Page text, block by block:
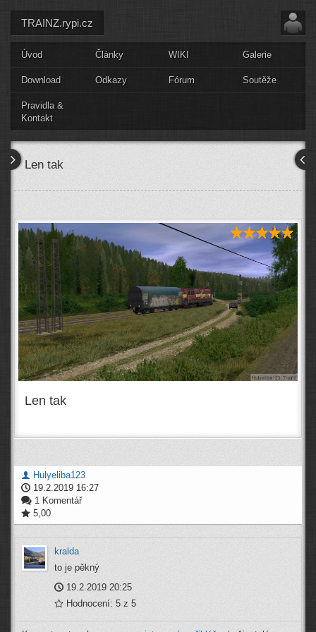
TRAINZ.rypi.cz
Úvod Články WIKI Galerie
Download Odkazy Fórum Soutěže
Pravidla &
Kontakt
Len tak
Len tak
Hulyeliba123
19.2.2019 16:27
1 Komentář
5,00
kralda
to je pěkný
19.2.2019 20:25
Hodnocení: 5 z 5